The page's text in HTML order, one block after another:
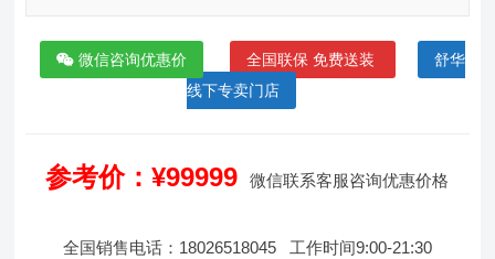
微信咨询优惠价 全国联保 免费送装
舒华
线下专卖门店
参考价：¥99999 微信联系客服咨询优惠价格
全国销售电话：18026518045 工作时间9:00-21:30